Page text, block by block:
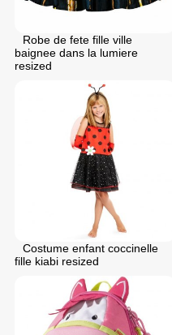
Robe de fete fille ville
baignee dans la lumiere
resized
Costume enfant coccinelle
fille kiabi resized